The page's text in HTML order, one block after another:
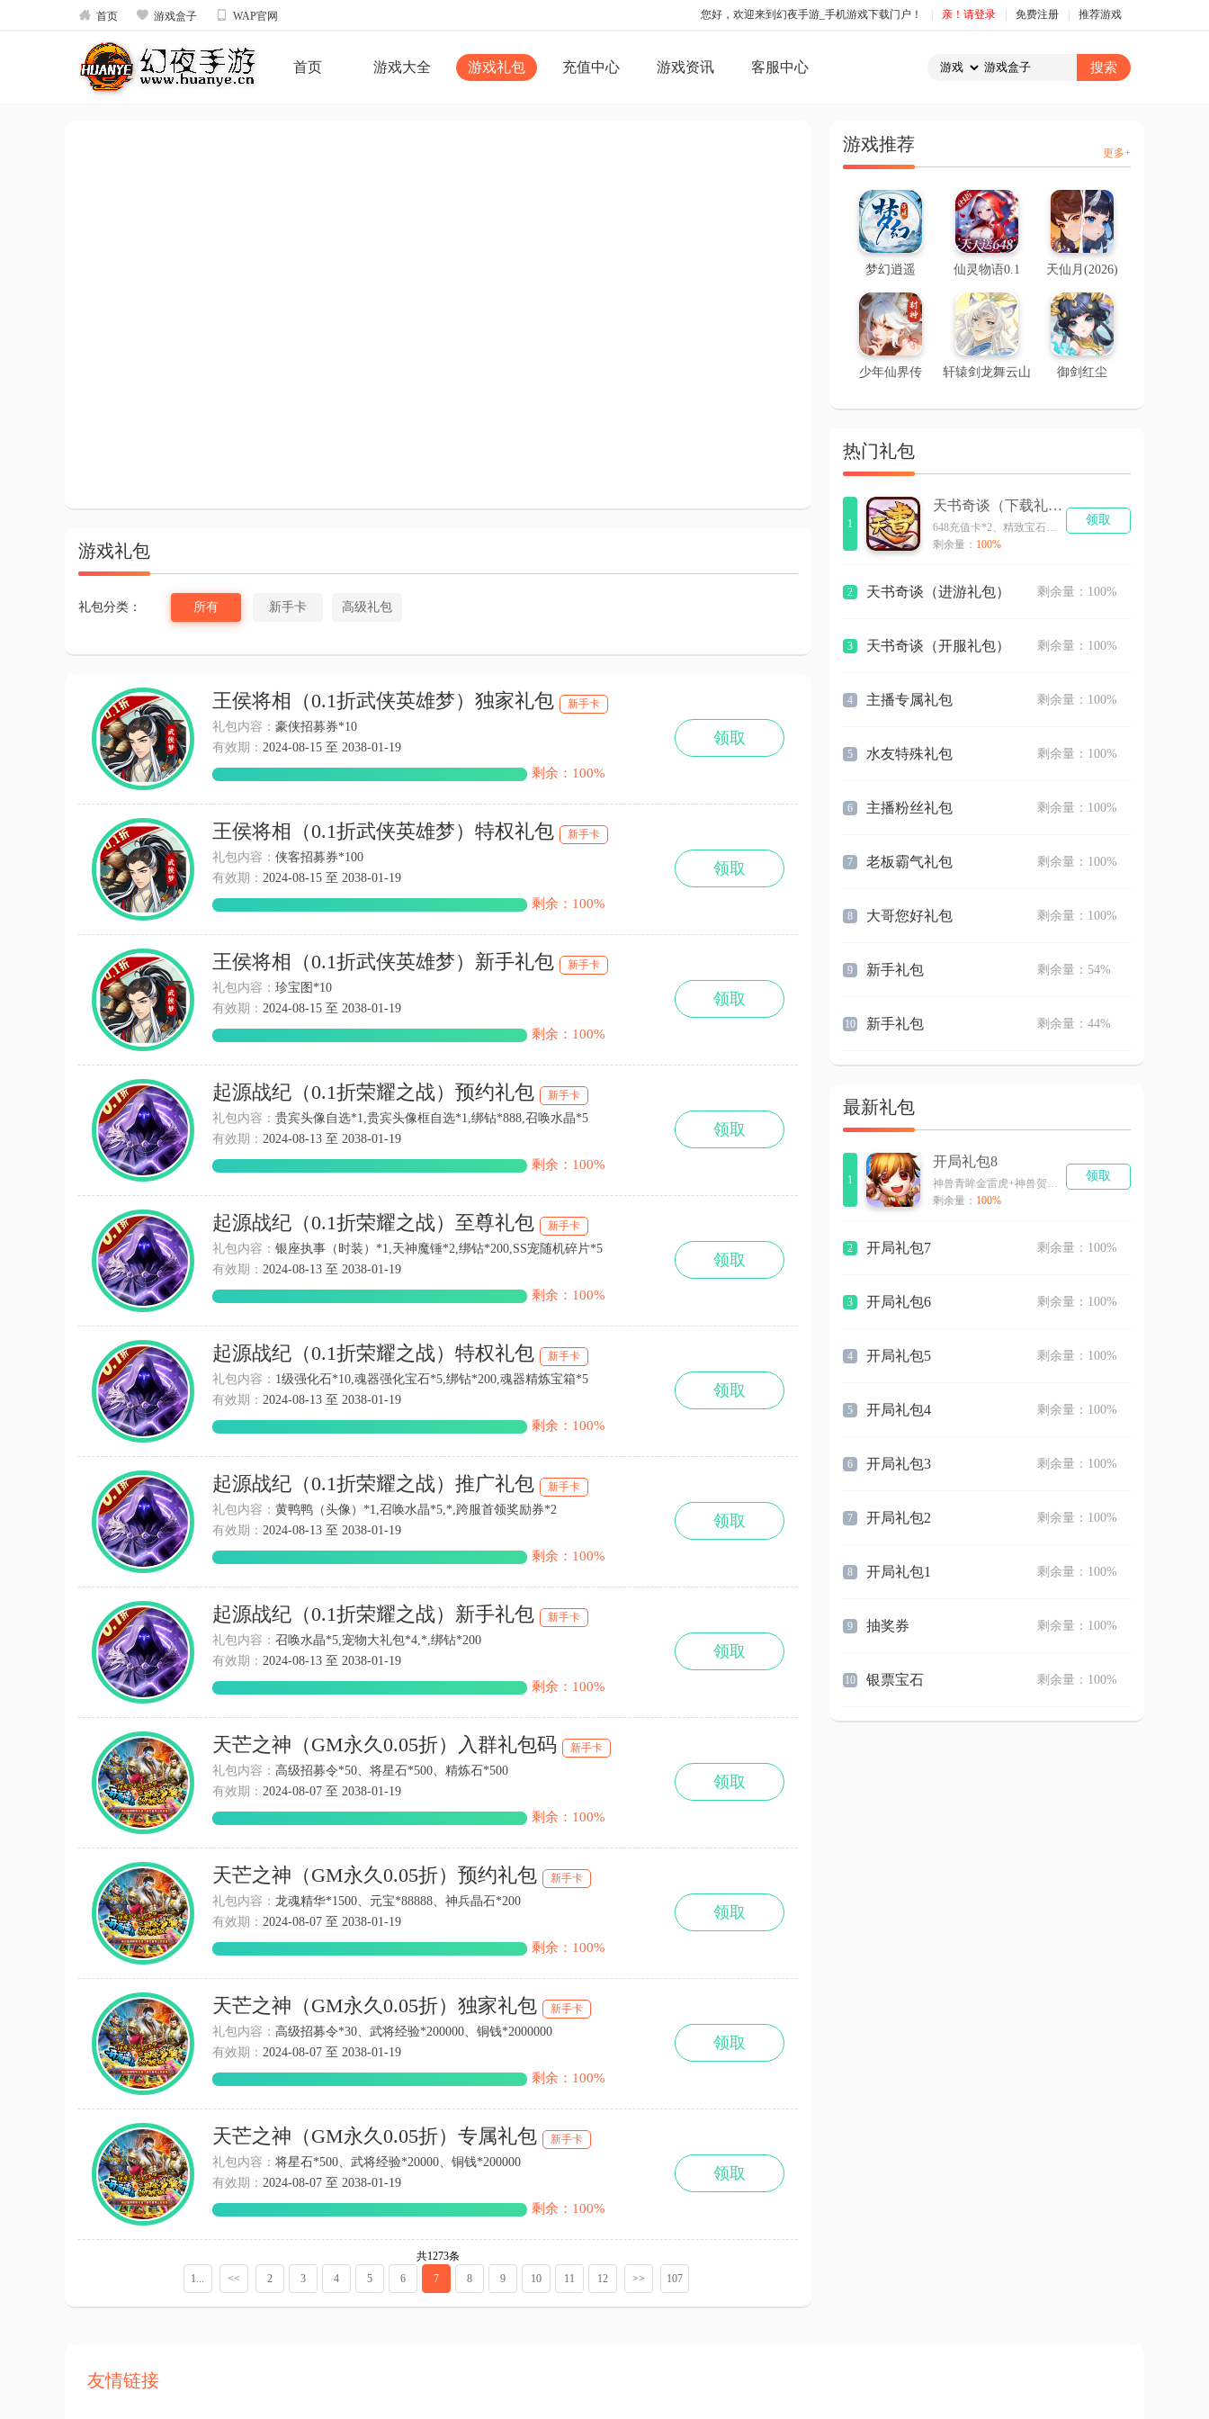
 首页  游戏盒子  WAP官网 您好，欢迎来到幻夜手游_手机游戏下载门户！ 亲！请登录 免费注册 推荐游戏
首页 游戏大全 游戏礼包 充值中心 游戏资讯 客服中心
游戏礼包
礼包分类： 所有 新手卡 高级礼包
王侯将相（0.1折武侠英雄梦）独家礼包 新手卡
礼包内容： 豪侠招募券*10
有效期： 2024-08-15 至 2038-01-19
剩余：100%
领取
王侯将相（0.1折武侠英雄梦）特权礼包 新手卡
礼包内容： 侠客招募券*100
有效期： 2024-08-15 至 2038-01-19
剩余：100%
领取
王侯将相（0.1折武侠英雄梦）新手礼包 新手卡
礼包内容： 珍宝图*10
有效期： 2024-08-15 至 2038-01-19
剩余：100%
领取
起源战纪（0.1折荣耀之战）预约礼包 新手卡
礼包内容： 贵宾头像自选*1,贵宾头像框自选*1,绑钻*888,召唤水晶*5
有效期： 2024-08-13 至 2038-01-19
剩余：100%
领取
起源战纪（0.1折荣耀之战）至尊礼包 新手卡
礼包内容： 银座执事（时装）*1,天神魔锤*2,绑钻*200,SS宠随机碎片*5
有效期： 2024-08-13 至 2038-01-19
剩余：100%
领取
起源战纪（0.1折荣耀之战）特权礼包 新手卡
礼包内容： 1级强化石*10,魂器强化宝石*5,绑钻*200,魂器精炼宝箱*5
有效期： 2024-08-13 至 2038-01-19
剩余：100%
领取
起源战纪（0.1折荣耀之战）推广礼包 新手卡
礼包内容： 黄鸭鸭（头像）*1,召唤水晶*5,*,跨服首领奖励券*2
有效期： 2024-08-13 至 2038-01-19
剩余：100%
领取
起源战纪（0.1折荣耀之战）新手礼包 新手卡
礼包内容： 召唤水晶*5,宠物大礼包*4,*,绑钻*200
有效期： 2024-08-13 至 2038-01-19
剩余：100%
领取
天芒之神（GM永久0.05折）入群礼包码 新手卡
礼包内容： 高级招募令*50、将星石*500、精炼石*500
有效期： 2024-08-07 至 2038-01-19
剩余：100%
领取
天芒之神（GM永久0.05折）预约礼包 新手卡
礼包内容： 龙魂精华*1500、元宝*88888、神兵晶石*200
有效期： 2024-08-07 至 2038-01-19
剩余：100%
领取
天芒之神（GM永久0.05折）独家礼包 新手卡
礼包内容： 高级招募令*30、武将经验*200000、铜钱*2000000
有效期： 2024-08-07 至 2038-01-19
剩余：100%
领取
天芒之神（GM永久0.05折）专属礼包 新手卡
礼包内容： 将星石*500、武将经验*20000、铜钱*200000
有效期： 2024-08-07 至 2038-01-19
剩余：100%
领取
共1273条
1...
<< 2 3 4 5 6 7 8 9 10 11 12 >> 107
游戏推荐 更多+
梦幻逍遥 仙灵物语0.1 天仙月(2026)
少年仙界传 轩辕剑龙舞云山 御剑红尘
热门礼包
1
天书奇谈（下载礼包）
648充值卡*2、精致宝石箱*2
剩余量： 100%
领取
2 天书奇谈（进游礼包） 剩余量：100%
3 天书奇谈（开服礼包） 剩余量：100%
4 主播专属礼包 剩余量：100%
5 水友特殊礼包 剩余量：100%
6 主播粉丝礼包 剩余量：100%
7 老板霸气礼包 剩余量：100%
8 大哥您好礼包 剩余量：100%
9 新手礼包 剩余量：54%
10 新手礼包 剩余量：44%
最新礼包
1
开局礼包8
神兽青眸金雷虎+神兽贺岁憨憨牛
剩余量： 100%
领取
2 开局礼包7 剩余量：100%
3 开局礼包6 剩余量：100%
4 开局礼包5 剩余量：100%
5 开局礼包4 剩余量：100%
6 开局礼包3 剩余量：100%
7 开局礼包2 剩余量：100%
8 开局礼包1 剩余量：100%
9 抽奖券 剩余量：100%
10 银票宝石 剩余量：100%
友情链接